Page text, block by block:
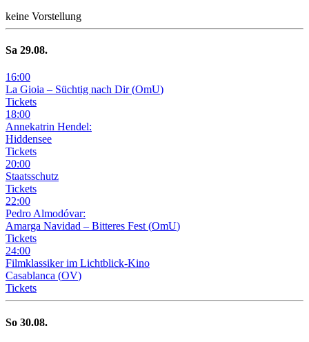
keine Vorstellung
Sa 29.08.
16:00
La Gioia – Süchtig nach Dir (OmU)
Tickets
18:00
Annekatrin Hendel:
Hiddensee
Tickets
20:00
Staatsschutz
Tickets
22:00
Pedro Almodóvar:
Amarga Navidad – Bitteres Fest (OmU)
Tickets
24:00
Filmklassiker im Lichtblick-Kino
Casablanca (OV)
Tickets
So 30.08.